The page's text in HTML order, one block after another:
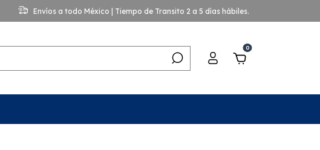
Envíos a todo México | Tiempo de Transito 2 a 5 días hábiles.
0